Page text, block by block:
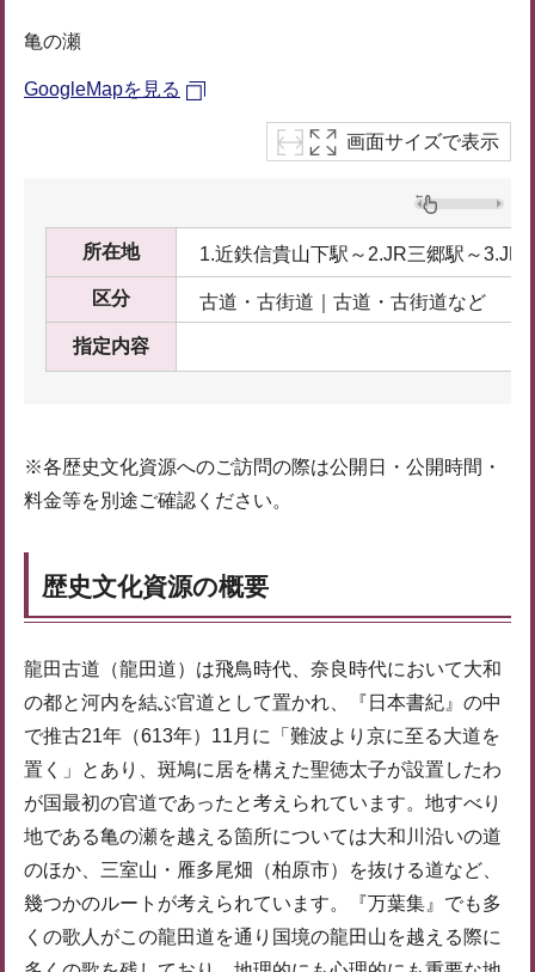
亀の瀬
GoogleMapを見る
画面サイズで表示
所在地 1.近鉄信貴山下駅～2.JR三郷駅～3.JR
区分 古道・古街道｜古道・古街道など
指定内容
※各歴史文化資源へのご訪問の際は公開日・公開時間・
料金等を別途ご確認ください。
歴史文化資源の概要
龍田古道（龍田道）は飛鳥時代、奈良時代において大和
の都と河内を結ぶ官道として置かれ、『日本書紀』の中
で推古21年（613年）11月に「難波より京に至る大道を
置く」とあり、斑鳩に居を構えた聖徳太子が設置したわ
が国最初の官道であったと考えられています。地すべり
地である亀の瀬を越える箇所については大和川沿いの道
のほか、三室山・雁多尾畑（柏原市）を抜ける道など、
幾つかのルートが考えられています。『万葉集』でも多
くの歌人がこの龍田道を通り国境の龍田山を越える際に